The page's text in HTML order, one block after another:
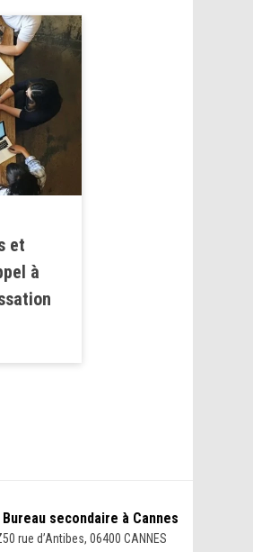
et
à
Bureau secondaire à Cannes
50 rue d’Antibes, 06400 CANNES